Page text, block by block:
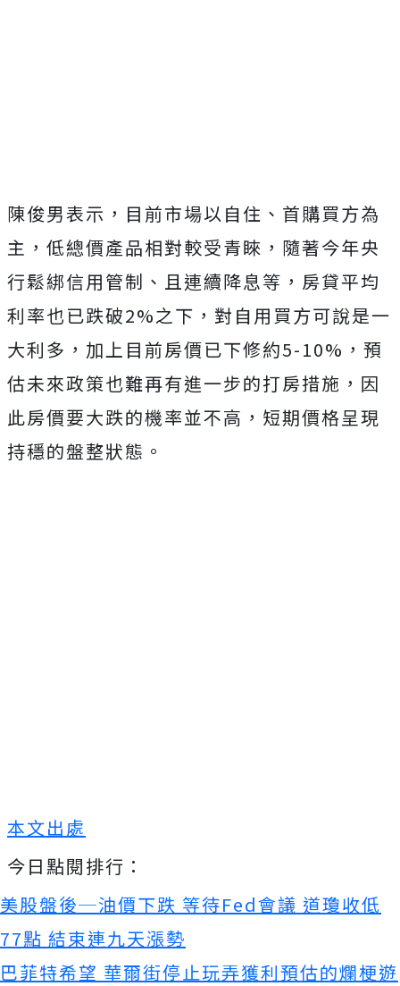
陳俊男表示，目前市場以自住、首購買方為
主，低總價產品相對較受青睞，隨著今年央
行鬆綁信用管制、且連續降息等，房貸平均
利率也已跌破2%之下，對自用買方可說是一
大利多，加上目前房價已下修約5-10%，預
估未來政策也難再有進一步的打房措施，因
此房價要大跌的機率並不高，短期價格呈現
持穩的盤整狀態。
本文出處
今日點閱排行：
美股盤後─油價下跌 等待Fed會議 道瓊收低
77點 結束連九天漲勢
巴菲特希望 華爾街停止玩弄獲利預估的爛梗遊